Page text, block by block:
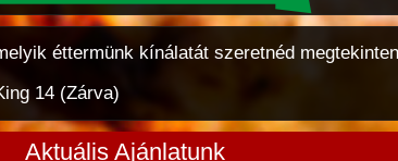
éttermünk kínálatát szeretnéd
14 (Zárva)
Aktuális Ajánlatunk